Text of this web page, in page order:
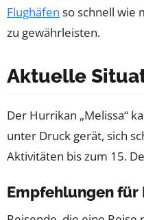
Flughäfen so schnell wie
zu gewährleisten.
Aktuelle
Der Hurrikan „Melissa“
unter Druck gerät, sich
Aktivitäten bis zum 15.
Empfehlungen für